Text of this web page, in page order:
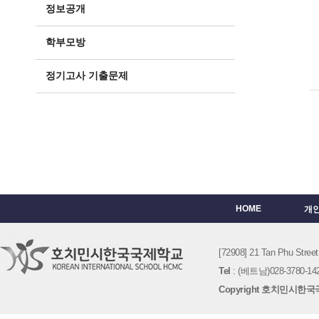
정보공개
학부모방
정기고사 기출문제
HOME 개
[72908] 21 Tan Phu
Tel : (베트남)028-3780-
Copyright 호치민시한국